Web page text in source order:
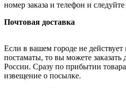
номер заказа и телефон и
Почтовая доставка
Если в вашем городе не действует
постаматы, то вы можете заказать
России. Сразу по прибытии
извещение о посылке.